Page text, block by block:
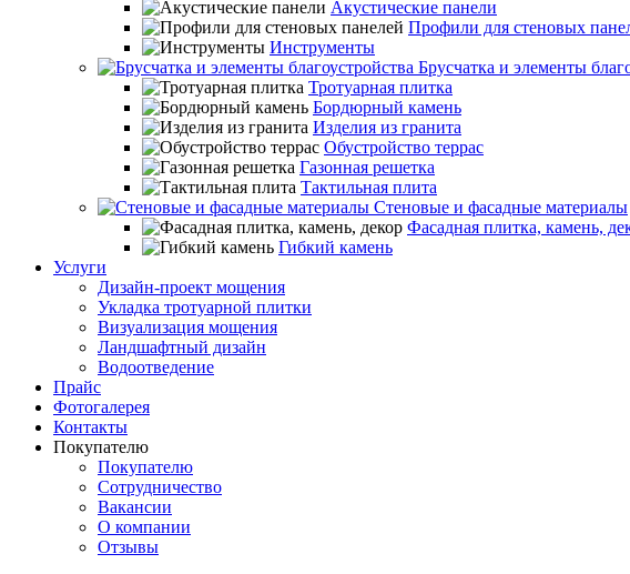
Акустические панели
Профили для стеновых
Инструменты
Брусчатка и элементы
Тротуарная плитка
Бордюрный камень
Изделия из гранита
Обустройство террас
Газонная решетка
Тактильная плита
Стеновые и фасадные материалы
Фасадная плитка, камень,
Гибкий камень
Услуги
Дизайн-проект мощения
Укладка тротуарной плитки
Визуализация мощения
Ландшафтный дизайн
Водоотведение
Прайс
Фотогалерея
Контакты
Покупателю
Покупателю
Сотрудничество
Вакансии
О компании
Отзывы